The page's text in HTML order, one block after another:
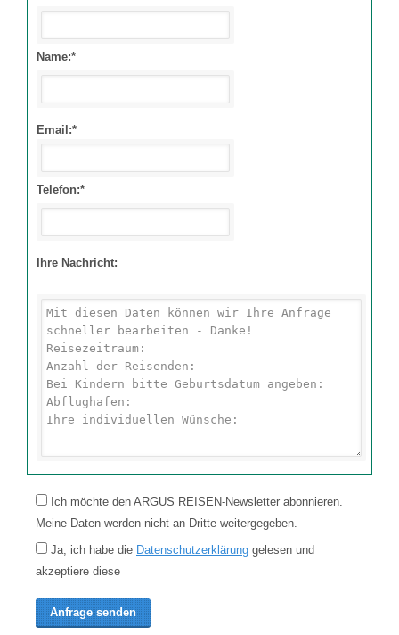
Name:*
Email:*
Telefon:*
Ihre Nachricht:
Ich möchte den ARGUS REISEN-Newsletter abonnieren.
Meine Daten werden nicht an Dritte weitergegeben.
Ja, ich habe die Datenschutzerklärung gelesen und
akzeptiere diese